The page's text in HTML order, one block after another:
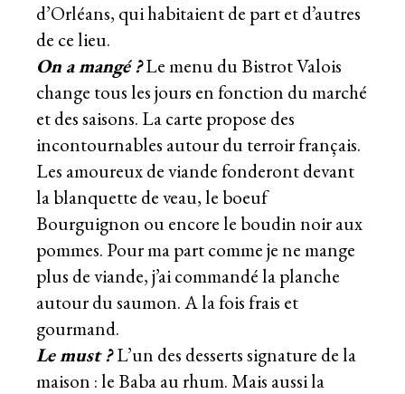
d’Orléans, qui habitaient de part et d’autres
de ce lieu.
On a mangé ?Le menu du Bistrot Valois
change tous les jours en fonction du marché
et des saisons. La carte propose des
incontournables autour du terroir français.
Les amoureux de viande fonderont devant
la blanquette de veau, le boeuf
Bourguignon ou encore le boudin noir aux
pommes. Pour ma part comme je ne mange
plus de viande, j’ai commandé la planche
autour du saumon. A la fois frais et
gourmand.
Le must ?L’un des desserts signature de la
maison : le Baba au rhum. Mais aussi la